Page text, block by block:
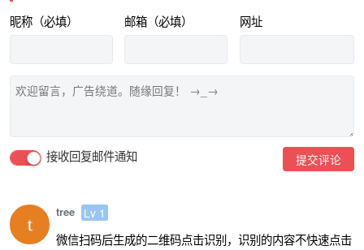
昵称（必填） 邮箱（必填） 网址
接收回复邮件通知 提交评论
tree Lv 1
微信扫码后生成的二维码点击识别，识别的内容不快速点击